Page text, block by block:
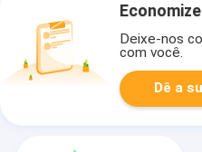
Deixe-nos
com você.
Dê a